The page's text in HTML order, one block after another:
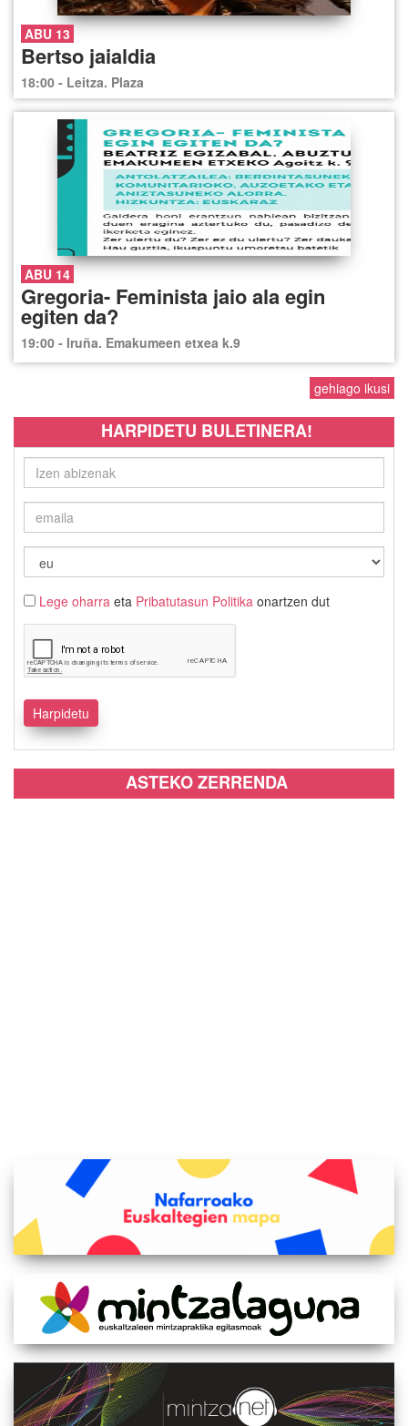
ABU 13
Bertso jaialdia
18:00 - Leitza. Plaza
ABU 14
Gregoria- Feminista jaio ala egin
egiten da?
19:00 - Iruña. Emakumeen etxea k.9
gehiago ikusi
HARPIDETU BULETINERA!
Lege oharra eta Pribatutasun Politika onartzen dut
ASTEKO ZERRENDA